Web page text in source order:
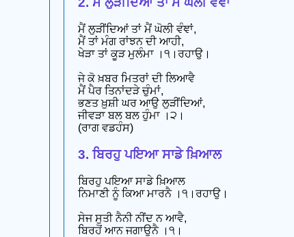
ਮੈਂ ਲੁੜੀਂਦਿਆਂ ਤਾਂ ਮੈਂ ਘੋਲੀ ਵੰਞਾਂ,
ਮੈਂ ਤਾਂ ਮੰਗ ਰਾਂਝਨ ਦੀ ਆਹੀ,
ਖੇੜਾ ਤਾਂ ਕੂੜ ਮੁਲੰਮਾ ।੧।ਰਹਾਉ।
ਜੇ ਕੋ ਖ਼ਬਰ ਮਿਤਰਾਂ ਦੀ ਲਿਆਵੈ
ਮੈਂ ਪੈਰ ਤਿਨਾਂਦੜੇ ਚੁੰਮਾਂ,
ਭਣਤ ਖ਼ੁਸ਼ੀ ਘਰ ਆਉ ਲੁੜੀਂਦਿਆਂ,
ਜੀਵੜਾ ਬਲ ਬਲ ਹੁੰਮਾ ।੨।
(ਰਾਗ ਵਡਹੰਸ)
3. ਬਿਰਹੁ ਪਇਆ ਸਾਡੇ ਖ਼ਿਆਲ
ਬਿਰਹੁ ਪਇਆ ਸਾਡੇ ਖ਼ਿਆਲ
ਨਿਮਾਣੀ ਨੂੰ ਕਿਆ ਮਾਰਨੈ ।੧।ਰਹਾਉ।
ਸੇਜ ਸੁਤੀ ਨੈਨੀ ਨੀਂਦ ਨ ਆਵੈ,
ਬਿਰਹੋਂ ਆਨ ਜਗਾਉਨੈ ।੧।